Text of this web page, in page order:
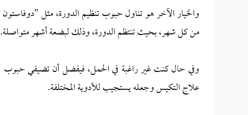
من كل شهر، بحيث تنتظم الدورة، وذلك لبضعة أشهر متواصلة.
علاج التكيس وجعله يستجيب للأدوية المختلفة.